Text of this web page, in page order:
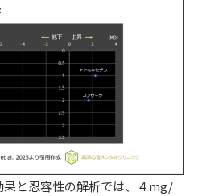
果と忍容性の解析では、４mg/